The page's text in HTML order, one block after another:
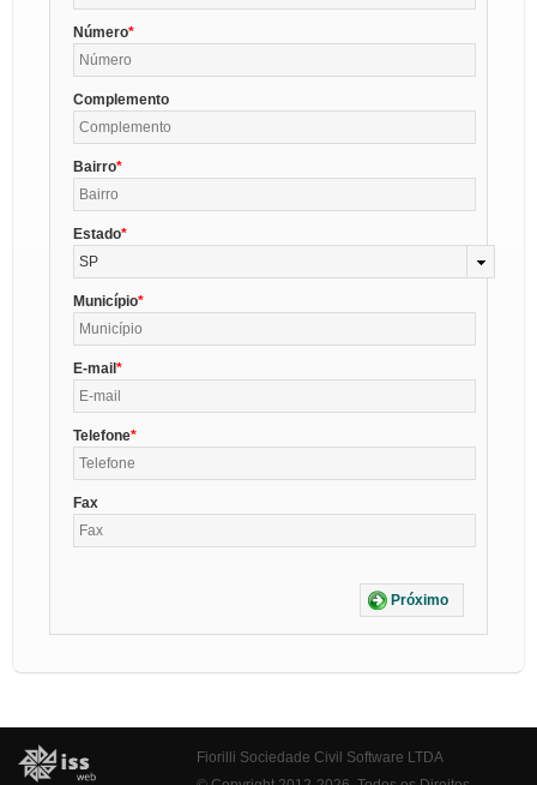
Número
Complemento
Bairro
Estado
SP
Município
E-mail
Telefone
Fax
Próximo
Fiorilli Sociedade Civil Software LTDA